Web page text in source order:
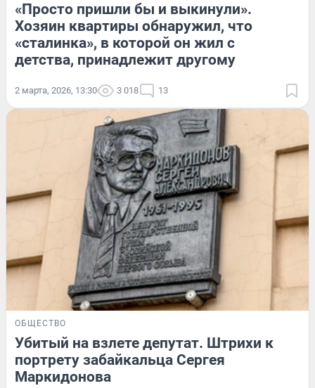
«Просто пришли бы и выкинули».
Хозяин квартиры обнаружил, что
«сталинка», в которой он жил с
детства, принадлежит другому
2 марта, 2026, 13:30 3 018 13
ОБЩЕСТВО
Убитый на взлете депутат. Штрихи к
портрету забайкальца Сергея
Маркидонова